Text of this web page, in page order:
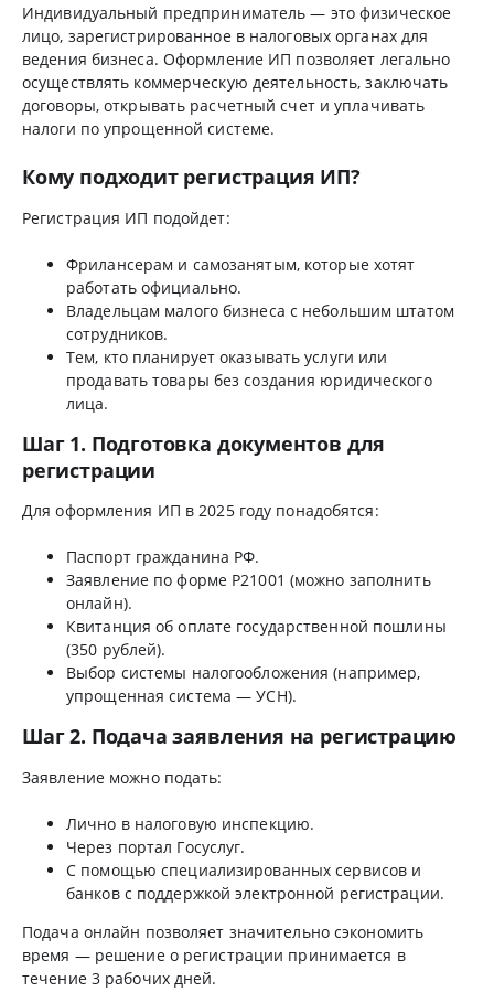
Индивидуальный предприниматель — это физическое
лицо, зарегистрированное в налоговых органах для
ведения бизнеса. Оформление ИП позволяет легально
осуществлять коммерческую деятельность, заключать
договоры, открывать расчетный счет и уплачивать
налоги по упрощенной системе.
Кому подходит регистрация ИП?
Регистрация ИП подойдет:
Фрилансерам и самозанятым, которые хотят
работать официально.
Владельцам малого бизнеса с небольшим штатом
сотрудников.
Тем, кто планирует оказывать услуги или
продавать товары без создания юридического
лица.
Шаг 1. Подготовка документов для
регистрации
Для оформления ИП в 2025 году понадобятся:
Паспорт гражданина РФ.
Заявление по форме Р21001 (можно заполнить
онлайн).
Квитанция об оплате государственной пошлины
(350 рублей).
Выбор системы налогообложения (например,
упрощенная система — УСН).
Шаг 2. Подача заявления на регистрацию
Заявление можно подать:
Лично в налоговую инспекцию.
Через портал Госуслуг.
С помощью специализированных сервисов и
банков с поддержкой электронной регистрации.
Подача онлайн позволяет значительно сэкономить
время — решение о регистрации принимается в
течение 3 рабочих дней.